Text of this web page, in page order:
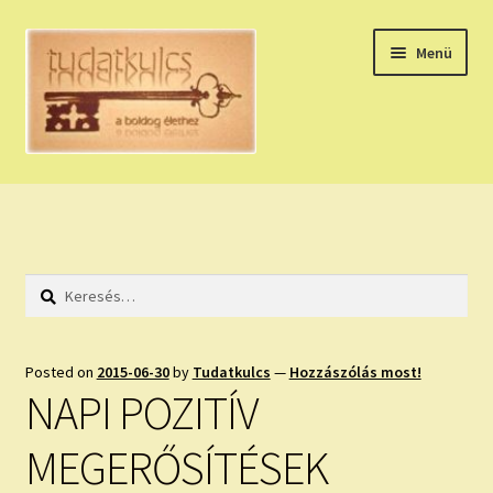
Ugrás
navigációhoz
Kilépés
tartalomba
Menü
HÚZZ EGY KÁRTYÁT!
HOLDNAPTÁR
NAPI ASZTROLÓGIA
KÉRJ EGY MEGERŐSÍTÉST!
Keresés:
Posted on 2015-06-30by Tudatkulcs — Hozzászólás most!
NAPI POZITÍV
MEGERŐSÍTÉSEK